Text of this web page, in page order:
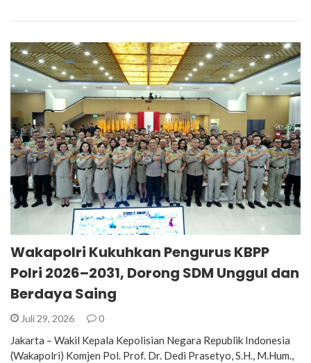
Wakapolri Kukuhkan Pengurus KBPP
Polri 2026–2031, Dorong SDM Unggul dan
Berdaya Saing
Juli 29, 2026 0
Jakarta – Wakil Kepala Kepolisian Negara Republik Indonesia
(Wakapolri) Komjen Pol. Prof. Dr. Dedi Prasetyo, S.H., M.Hum.,